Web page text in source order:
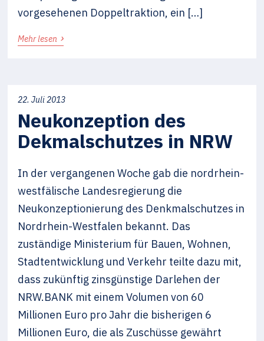
vorgesehenen Doppeltraktion, ein […]
Mehr lesen ›
22. Juli 2013
Neukonzeption des
Dekmalschutzes in NRW
In der vergangenen Woche gab die nordrhein-
westfälische Landesregierung die
Neukonzeptionierung des Denkmalschutzes in
Nordrhein-Westfalen bekannt. Das
zuständige Ministerium für Bauen, Wohnen,
Stadtentwicklung und Verkehr teilte dazu mit,
dass zukünftig zinsgünstige Darlehen der
NRW.BANK mit einem Volumen von 60
Millionen Euro pro Jahr die bisherigen 6
Millionen Euro, die als Zuschüsse gewährt